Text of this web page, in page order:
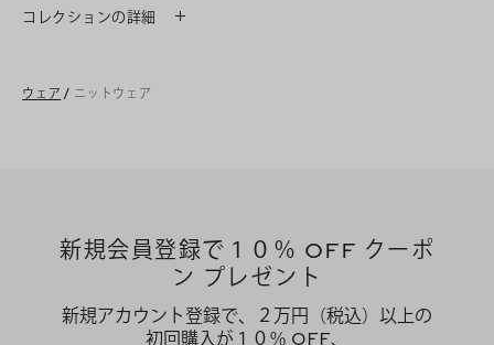
コレクションの詳細
ウェア / ニットウェア
新規会員登録で１０％ OFF クーポ
ン プレゼント
新規アカウント登録で、２万円（税込）以上の
初回購入が１０％ OFF、